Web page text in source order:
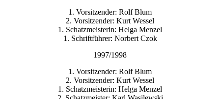
1. Vorsitzender: Rolf Blum
2. Vorsitzender: Kurt Wessel
1. Schatzmeisterin: Helga Menzel
1. Schriftführer: Norbert Czok
1997/1998
1. Vorsitzender: Rolf Blum
2. Vorsitzender: Kurt Wessel
1. Schatzmeisterin: Helga Menzel